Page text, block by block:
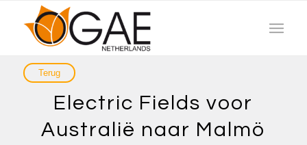
Electric Fields voor
Australië naar Malmö